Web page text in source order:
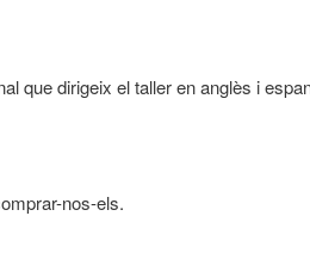
que dirigeix el taller en anglès i
nos-els.